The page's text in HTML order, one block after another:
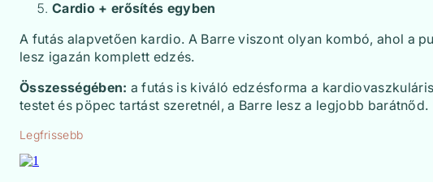
Cardio + erősítés egyben
A futás alapvetően kardio. A Barre viszont olyan kombó, ahol a
lesz igazán komplett edzés.
Összességében: a futás is kiváló edzésforma a
testet és pöpec tartást szeretnél, a Barre lesz a legjobb barátnőd.
Legfrissebb